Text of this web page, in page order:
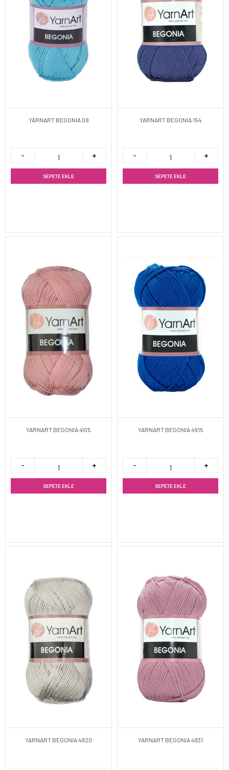
YARNART BEGONIA 08
SEPETE EKLE
YARNART BEGONIA 154
SEPETE EKLE
YARNART BEGONIA 4105
SEPETE EKLE
YARNART BEGONIA 4915
SEPETE EKLE
YARNART BEGONIA 4920 YARNART BEGONIA 4931